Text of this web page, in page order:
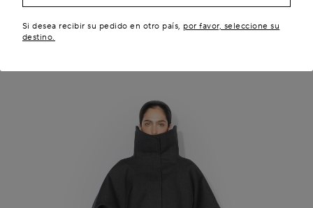
Si desea recibir su pedido en otro país, por favor, seleccione su
destino.
THE LOOK